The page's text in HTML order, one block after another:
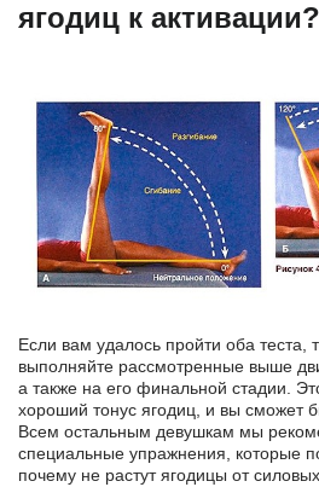
ягодиц к активации?
Если вам удалось пройти оба теста,
выполняйте рассмотренные выше
а также на его финальной стадии.
хороший тонус ягодиц, и вы сможет
Всем остальным девушкам мы
специальные упражнения, которые
почему не растут ягодицы от